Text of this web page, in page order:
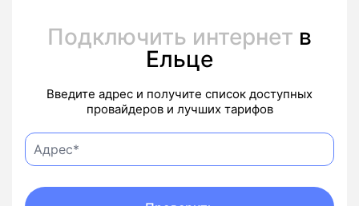
Подключить интернет в
Ельце
Введите адрес и получите список доступных
провайдеров и лучших тарифов